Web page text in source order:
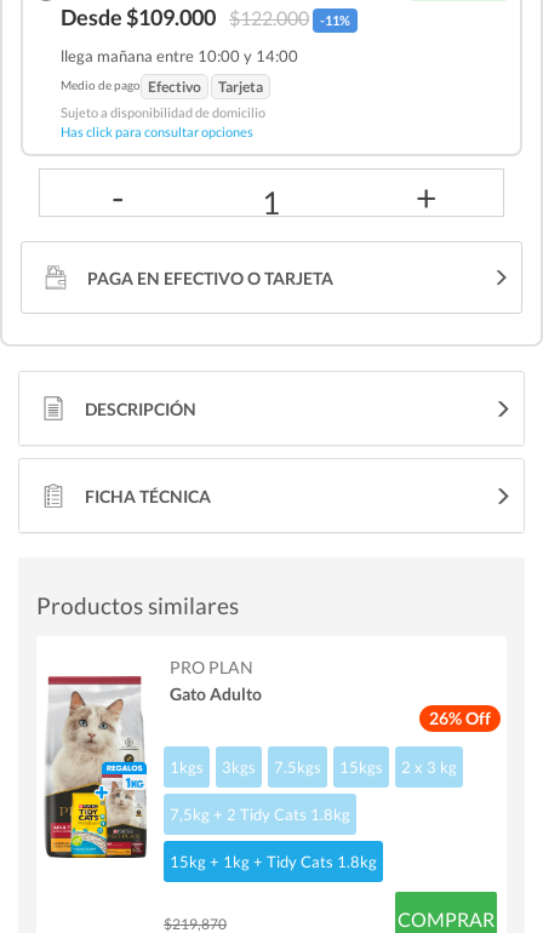
Desde $109.000 $122.000 -11%
llega mañana entre 10:00 y 14:00
Medio de pago Efectivo Tarjeta
Sujeto a disponibilidad de domicilio
Has click para consultar opciones
- 1 +
PAGA EN EFECTIVO O TARJETA
DESCRIPCIÓN
FICHA TÉCNICA
Productos similares
26% Off
PRO PLAN
Gato Adulto
1kgs 3kgs 7.5kgs 15kgs 2 x 3 kg
7,5kg + 2 Tidy Cats 1.8kg
15kg + 1kg + Tidy Cats 1.8kg
$219,870 COMPRAR